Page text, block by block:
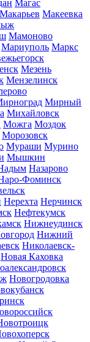
Магас
Макарьев Макеевка
Мамоново
Мариуполь Маркс
Мезень
Мензелинск
Мирный
Михайловск
Можга Моздок
Морозовск
Мураши Мурино
Мышкин
Назарово
Фоминск
Нерехта Нерчинск
Нефтекумск
Нижнеудинск
Нижний
Николаевск-
Новая Каховка
Новогродовка